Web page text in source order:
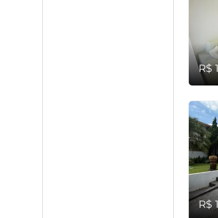
R$
R$